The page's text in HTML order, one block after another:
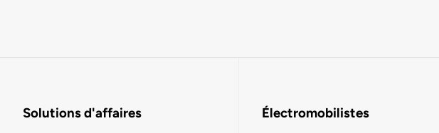
Solutions d'affaires Électromobilistes